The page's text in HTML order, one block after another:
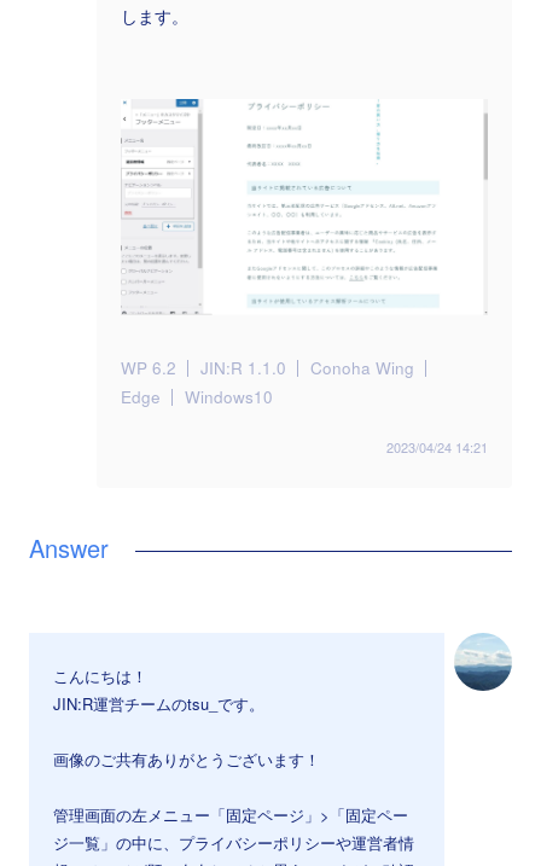
します。
WP 6.2 JIN:R 1.1.0
Conoha Wing
Edge
Windows10
2023/04/24 14:21
こんにちは！
JIN:R運営チームのtsu_です。
画像のご共有ありがとうございます！
管理画面の左メニュー「固定ページ」>「固定ペー
ジ一覧」の中に、プライバシーポリシーや運営者情